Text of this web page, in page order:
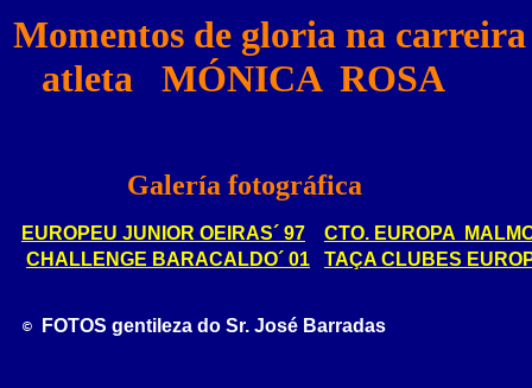
Momentos de gloria na
   atleta   MÓNICA  ROSA
            Galería fotográfica
EUROPEU JUNIOR OEIRAS´ 97
CTO. EUROPA
CHALLENGE BARACALDO´ 01
TAÇA CLUBES
© FOTOS gentileza do Sr. José Barradas